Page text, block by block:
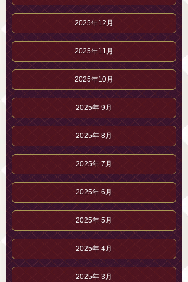
2025年12月
2025年11月
2025年10月
2025年 9月
2025年 8月
2025年 7月
2025年 6月
2025年 5月
2025年 4月
2025年 3月